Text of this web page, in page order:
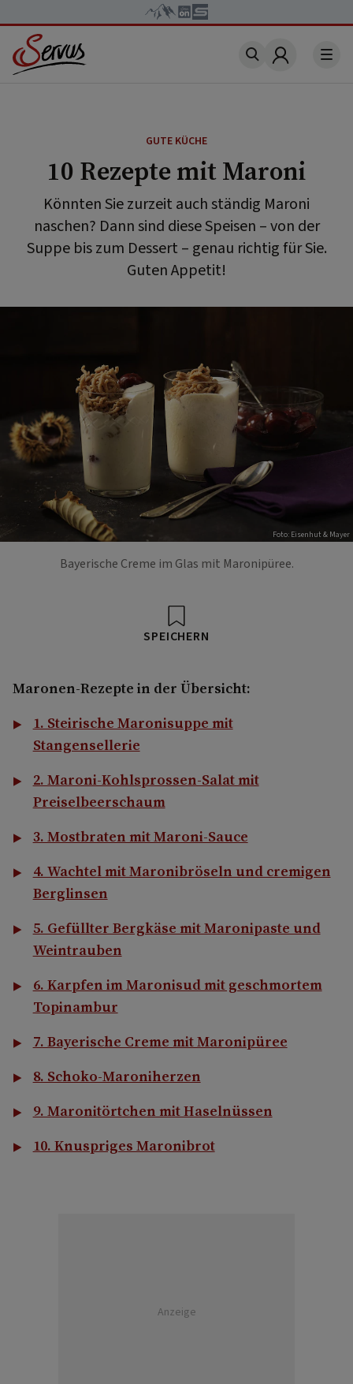
Account
GUTE KÜCHE
10 Rezepte mit Maroni
Könnten Sie zurzeit auch ständig Maroni
naschen? Dann sind diese Speisen – von der
Suppe bis zum Dessert – genau richtig für Sie.
Guten Appetit!
Foto: Eisenhut & Mayer
Bayerische Creme im Glas mit Maronipüree.
SPEICHERN
Maronen-Rezepte in der Übersicht:
1. Steirische Maronisuppe mit
Stangensellerie
2. Maroni-Kohlsprossen-Salat mit
Preiselbeerschaum
3. Mostbraten mit Maroni-Sauce
4. Wachtel mit Maronibröseln und cremigen
Berglinsen
5. Gefüllter Bergkäse mit Maronipaste und
Weintrauben
6. Karpfen im Maronisud mit geschmortem
Topinambur
7. Bayerische Creme mit Maronipüree
8. Schoko-Maroniherzen
9. Maronitörtchen mit Haselnüssen
10. Knuspriges Maronibrot
Anzeige